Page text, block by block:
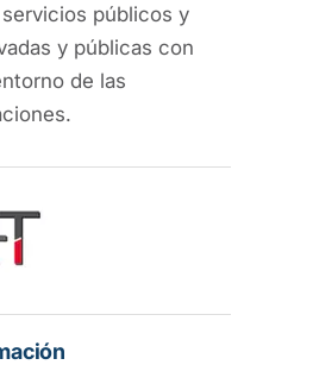
públicos y
y públicas con
de las